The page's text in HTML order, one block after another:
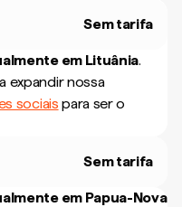
Sem tarifa
em Lituânia.
expandir nossa
sociais para ser o
Sem tarifa
em Papua-Nova